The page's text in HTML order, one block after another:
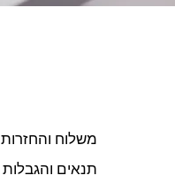
משלוח והחזרות
תנאים והגבלות